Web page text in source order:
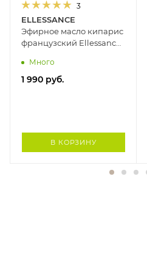
3
ELLESSANCE
Эфирное масло кипарис
французский Ellessance,
Много
1 990 руб.
В КОРЗИНУ